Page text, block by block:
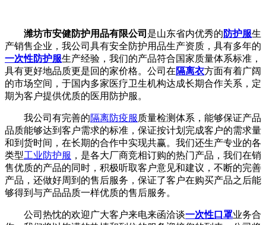
潍坊市安健防护用品有限公司 是山东省内优秀的 防护服生
产销售企业，我公司具有安全防护用品生产资质，具有多年的
一次性防护服生产经验，我们的产品符合国家质量体系标准，
具有更好地品质更是回的家价格。公司在隔离衣方面有着广阔
的市场空间，于国内多家医疗卫生机构达成长期合作关系，定
期为客户提供优质的医用防护服。
我公司有完善的隔离防疫服 质量检测体系，能够保证产品
品质能够达到客户需求的标准，保证按计划完成客户的需求量
和到货时间，在长期的合作中实现共赢。我们还生产专业的各
类型工业防护服 ，是各大厂商竞相订购的热门产品，我们在销
售优质的产品的同时，积极听取客户意见和建议，不断的完善
产品，还做好周到的售后服务，保证了客户在购买产品之后能
够得到与产品品质一样优质的售后服务。
公司热忱的欢迎广大客户来电来函洽谈一次性口罩业务合